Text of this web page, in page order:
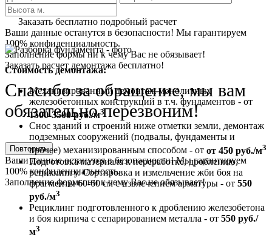
Заказать бесплатно подробный расчет
Ваши данные останутся в безопасности! Мы гарантируем
100% конфиденциальность.
Заполнение формы ни к чему Вас не обязывает!
Заказать расчет демонтажа бесплатно!
Спасибо за обращение, мы вам
обязательно перезвоним!
Повторить
Ваши данные останутся в безопасности! Мы гарантируем
100% конфиденциальность.
Заполнение формы ни к чему Вас не обязывает!
Стоимость демонтажа:
Механизированный демонтаж монолитных
железобетонных конструкций в т.ч. фундаментов - от
1500-3500 руб./м3
Снос зданий и строений ниже отметки земли, демонтаж
подземных сооружений (подвалы, фундаменты и
прочее) механизированным способом - от от 450 руб./м3
Подготовка материала к переработке, дроблению,
рециклингу. Сортировка и измельчение жби боя на
фрагменты 60-60 см с извлечением арматуры - от 550
руб./м3
Рециклинг подготовленного к дроблению железобетона
и боя кирпича с сепарированием металла - от 550 руб./
м3